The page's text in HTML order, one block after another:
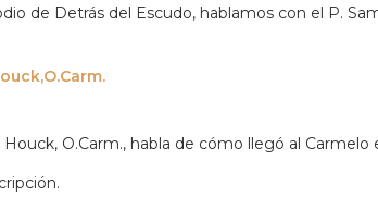
de Detrás del Escudo, hablamos con el P.
Houck, O.Carm., habla de cómo llegó al